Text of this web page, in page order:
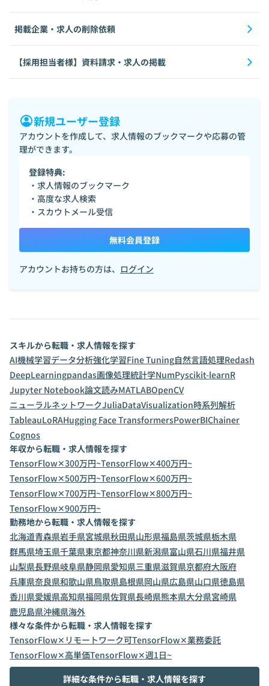
掲載企業・求人の削除依頼
【採用担当者様】資料請求・求人の掲載
新規ユーザー登録
アカウントを作成して、求人情報のブックマークや応募の管
理ができます。
登録特典:
・求人情報のブックマーク
・高度な求人検索
・スカウトメール受信
無料会員登録
アカウントお持ちの方は、 ログイン
スキルから転職・求人情報を探す
AI機械学習データ分析強化学習Fine Tuning自然言語処理Redash
DeepLearningpandas画像処理統計学NumPyscikit-learnR
Jupyter Notebook論文読みMATLABOpenCV
ニューラルネットワークJuliaDataVisualization時系列解析
TableauLoRAHugging Face TransformersPowerBIChainer
Cognos
年収から転職・求人情報を探す
TensorFlow✕300万円~TensorFlow✕400万円~
TensorFlow✕500万円~TensorFlow✕600万円~
TensorFlow✕700万円~TensorFlow✕800万円~
TensorFlow✕900万円~
勤務地から転職・求人情報を探す
北海道青森県岩手県宮城県秋田県山形県福島県茨城県栃木県
群馬県埼玉県千葉県東京都神奈川県新潟県富山県石川県福井県
山梨県長野県岐阜県静岡県愛知県三重県滋賀県京都府大阪府
兵庫県奈良県和歌山県鳥取県島根県岡山県広島県山口県徳島県
香川県愛媛県高知県福岡県佐賀県長崎県熊本県大分県宮崎県
鹿児島県沖縄県海外
様々な条件から転職・求人情報を探す
TensorFlow✕リモートワーク可TensorFlow✕業務委託
TensorFlow✕高単価TensorFlow✕週1日~
詳細な条件から転職・求人情報を探す